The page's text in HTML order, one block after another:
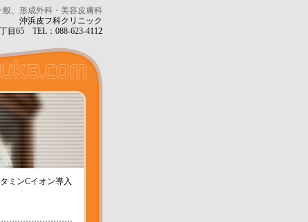
般、形成外科・美容皮膚科
沖浜皮フ科クリニック
目65 TEL：088-623-4112
ミンCイオン導入